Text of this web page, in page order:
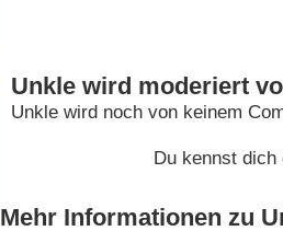
Unkle wird moderiert
Unkle wird noch von keinem
Du kennst
Mehr Informationen zu